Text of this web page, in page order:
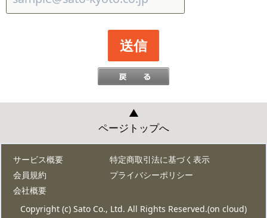
▲
ページトップへ
サービス概要
特定商取引法に基づく表示
会員規約
プライバシーポリシー
会社概要
Copyright (c) Sato Co., Ltd. All Rights Reserved.(on cloud)